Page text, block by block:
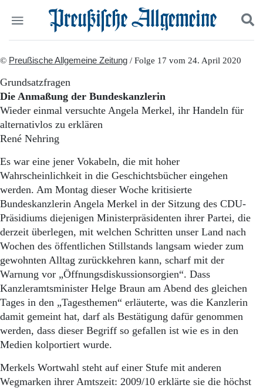
Start
Wer wir sind
Aktuelle Ausgabe
Abonnenten-Login
Abonnent werden
Abo Prämien
Archiv
Mediadaten
Politik
Panorama
Gesellschaft
Pommern
Berlin-Brandenburg
Schlesien
Danzig und Westpreußen
Bücher
Impressum
Datenschutz
Suchen und finden
© Preußische Allgemeine Zeitung / Folge 17 vom 24. April 2020
Grundsatzfragen
Die Anmaßung der Bundeskanzlerin
Wieder einmal versuchte Angela Merkel, ihr Handeln für
alternativlos zu erklären
René Nehring
Es war eine jener Vokabeln, die mit hoher
Wahrscheinlichkeit in die Geschichtsbücher eingehen
werden. Am Montag dieser Woche kritisierte
Bundeskanzlerin Angela Merkel in der Sitzung des CDU-
Präsidiums diejenigen Ministerpräsidenten ihrer Partei, die
derzeit überlegen, mit welchen Schritten unser Land nach
Wochen des öffentlichen Stillstands langsam wieder zum
gewohnten Alltag zurückkehren kann, scharf mit der
Warnung vor „Öffnungsdiskussionsorgien“. Dass
Kanzleramtsminister Helge Braun am Abend des gleichen
Tages in den „Tagesthemen“ erläuterte, was die Kanzlerin
damit gemeint hat, darf als Bestätigung dafür genommen
werden, dass dieser Begriff so gefallen ist wie es in den
Medien kolportiert wurde.
Merkels Wortwahl steht auf einer Stufe mit anderen
Wegmarken ihrer Amtszeit: 2009/10 erklärte sie die höchst